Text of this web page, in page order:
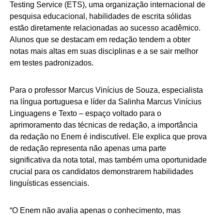
Testing Service (ETS), uma organização internacional de
pesquisa educacional, habilidades de escrita sólidas
estão diretamente relacionadas ao sucesso acadêmico.
Alunos que se destacam em redação tendem a obter
notas mais altas em suas disciplinas e a se sair melhor
em testes padronizados.
Para o professor Marcus Vinícius de Souza, especialista
na língua portuguesa e líder da Salinha Marcus Vinícius
Linguagens e Texto – espaço voltado para o
aprimoramento das técnicas de redação, a importância
da redação no Enem é indiscutível. Ele explica que prova
de redação representa não apenas uma parte
significativa da nota total, mas também uma oportunidade
crucial para os candidatos demonstrarem habilidades
linguísticas essenciais.
“O Enem não avalia apenas o conhecimento, mas